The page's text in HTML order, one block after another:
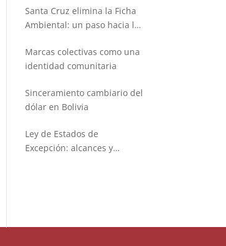
Santa Cruz elimina la Ficha
Ambiental: un paso hacia la
Marcas colectivas como una
identidad comunitaria
Sinceramiento cambiario del
dólar en Bolivia
Ley de Estados de
Excepción: alcances y